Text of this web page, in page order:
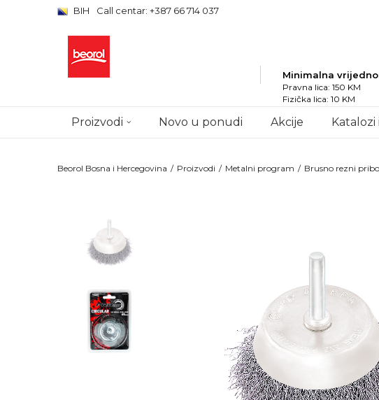
BIH Call centar: +387 66 714 037
Minimalna
Pravna lica: 150 KM
Fizička lica: 10 KM
Proizvodi Novo u ponudi Akcije
Beorol Bosna i Hercegovina Proizvodi Metalni program Brusno rezni